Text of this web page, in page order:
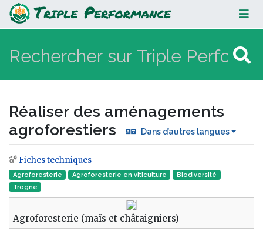
Réaliser des aménagements
agroforestiers
Réaliser des aménagements
agroforestiers
Dans d’autres langues
Aller à :navigation
Fiches techniques
Agroforesterie Agroforesterie en viticulture
Biodiversité
Trogne
Agroforesterie (maïs et châtaigniers)